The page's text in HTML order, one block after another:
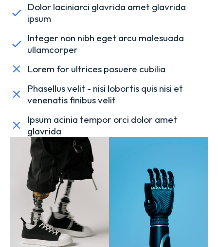
Dolor laciniarci glavrida amet glavrida
ipsum
Integer non nibh eget arcu malesuada
ullamcorper
Lorem for ultrices posuere cubilia
Phasellus velit - nisi lobortis quis nisi et
venenatis finibus velit
Ipsum acinia tempor orci dolor amet
glavrida